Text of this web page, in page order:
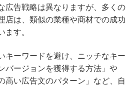
広告戦略は異なりますが、多くの
店は、類似の業種や商材での成功
す。
キーワードを避け、ニッチなキー
バージョンを獲得する方法」や
高い広告文のパターン」など、自